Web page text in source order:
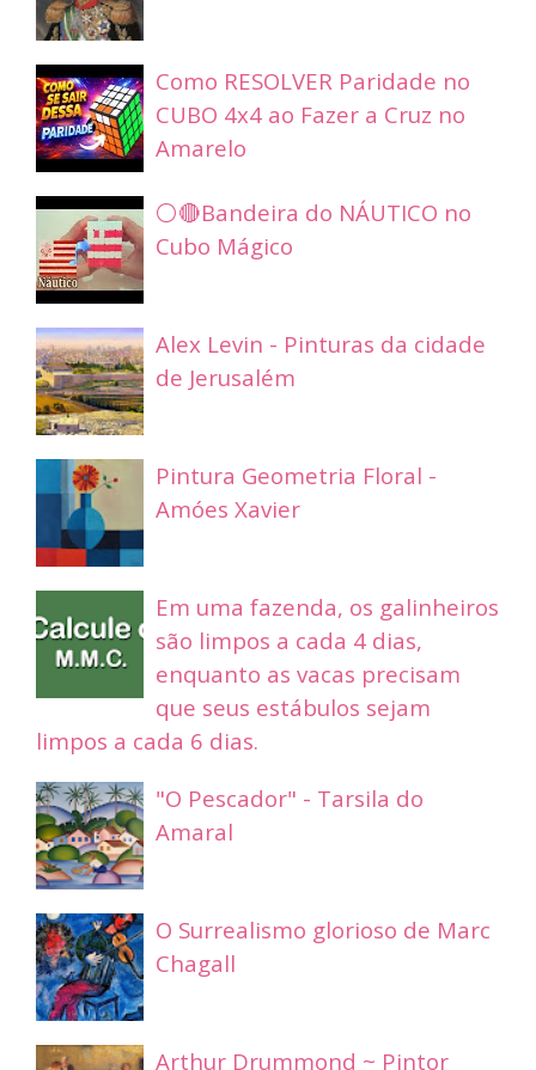
Como RESOLVER Paridade no
CUBO 4x4 ao Fazer a Cruz no
Amarelo
⚪🔴Bandeira do NÁUTICO no
Cubo Mágico
Alex Levin - Pinturas da cidade
de Jerusalém
Pintura Geometria Floral -
Amóes Xavier
Em uma fazenda, os galinheiros
são limpos a cada 4 dias,
enquanto as vacas precisam
que seus estábulos sejam
limpos a cada 6 dias.
"O Pescador" - Tarsila do
Amaral
O Surrealismo glorioso de Marc
Chagall
Arthur Drummond ~ Pintor